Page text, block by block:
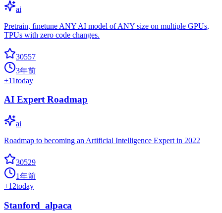
ai
Pretrain, finetune ANY AI model of ANY size on multiple GPUs,
TPUs with zero code changes.
30557
3年前
+11today
AI Expert Roadmap
ai
Roadmap to becoming an Artificial Intelligence Expert in 2022
30529
1年前
+12today
Stanford_alpaca